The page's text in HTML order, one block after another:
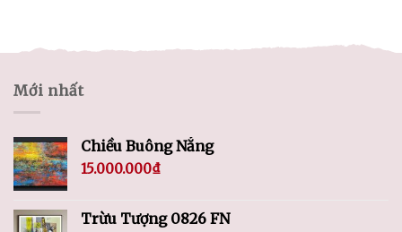
Mới nhất
Chiều Buông Nắng
15.000.000₫
Trừu Tượng 0826 FN